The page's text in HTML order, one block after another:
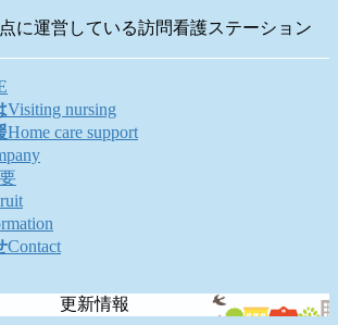
に運営している訪問看護ステーション
Visiting nursing
Home care support
Contact
更新情報